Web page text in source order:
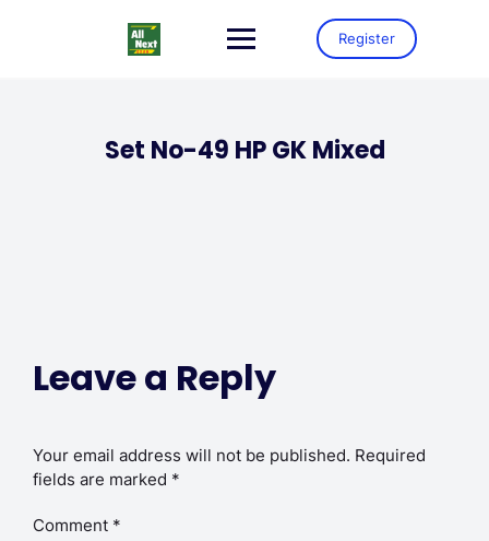
Register
Set No-49 HP GK Mixed
Leave a Reply
Your email address will not be published. Required
fields are marked *
Comment *